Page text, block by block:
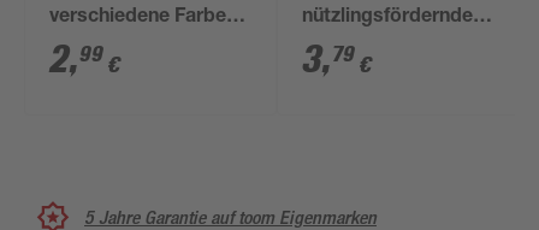
verschiedene Farben
13 cm Topf
2,99 €
nützlingsfördernde
Sorten 13 cm Topf
3,79 €
5 Jahre Garantie auf toom Eigenmarken